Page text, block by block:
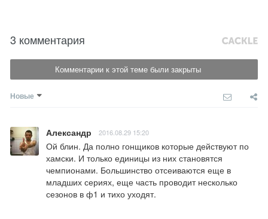
3 комментария
Комментарии к этой теме были закрыты
Новые
Александр 2016.08.29 15:20
Ой блин. Да полно гонщиков которые действуют по
хамски. И только единицы из них становятся
чемпионами. Большинство отсеиваются еще в
младших сериях, еще часть проводит несколько
сезонов в ф1 и тихо уходят.